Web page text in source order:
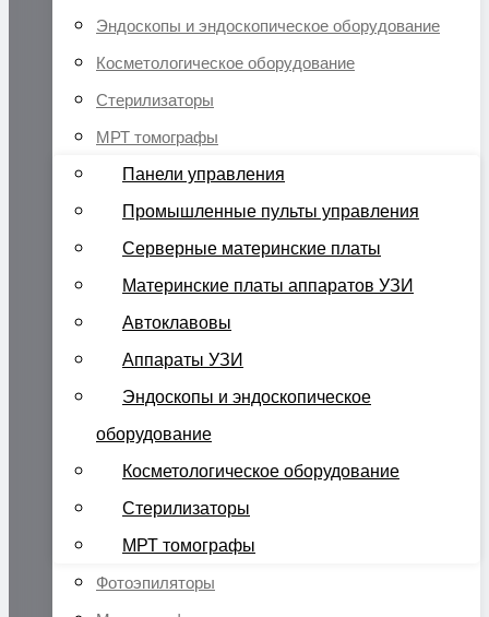
Эндоскопы и эндоскопическое оборудование
Косметологическое оборудование
Стерилизаторы
МРТ томографы
Панели управления
Промышленные пульты управления
Серверные материнские платы
Материнские платы аппаратов УЗИ
Автоклавовы
Аппараты УЗИ
Эндоскопы и эндоскопическое
оборудование
Косметологическое оборудование
Стерилизаторы
МРТ томографы
Фотоэпиляторы